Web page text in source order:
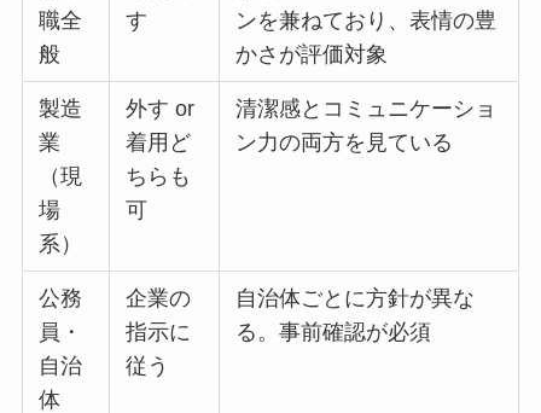
職全
般
す
ンを兼ねており、表情の豊
かさが評価対象
製造
業
（現
場
系）
外す or
着用ど
ちらも
可
清潔感とコミュニケーショ
ン力の両方を見ている
公務
員・
自治
体
企業の
指示に
従う
自治体ごとに方針が異な
る。事前確認が必須